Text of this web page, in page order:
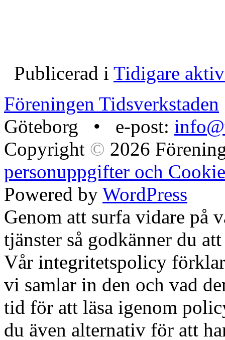
Publicerad i Tidigare
Föreningen Tidsverkstaden
Göteborg • e-post:
Copyright © 2026
personuppgifter och
Powered by WordPress
Genom att surfa vidare på
tjänster så godkänner du
Vår integritetspolicy
vi samlar in den och vad
tid för att läsa igenom
du även alternativ för att